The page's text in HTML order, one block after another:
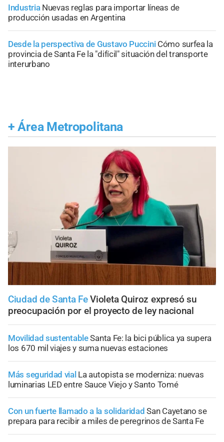
Industria Nuevas reglas para importar líneas de
producción usadas en Argentina
Desde la perspectiva de Gustavo Puccini Cómo surfea la
provincia de Santa Fe la "difícil" situación del transporte
interurbano
+ Área Metropolitana
Ciudad de Santa Fe Violeta Quiroz expresó su
preocupación por el proyecto de ley nacional
Movilidad sustentableSanta Fe: la bici pública ya supera
los 670 mil viajes y suma nuevas estaciones
Más seguridad vial La autopista se moderniza: nuevas
luminarias LED entre Sauce Viejo y Santo Tomé
Con un fuerte llamado a la solidaridad San Cayetano se
prepara para recibir a miles de peregrinos de Santa Fe